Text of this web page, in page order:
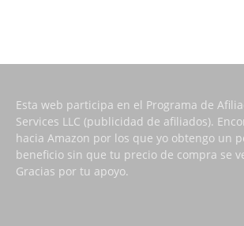
Esta web participa en el Programa de
Services LLC (publicidad de afiliados).
hacia Amazon por los que yo obtengo un
beneficio sin que tu precio de compra se
Gracias por tu apoyo.